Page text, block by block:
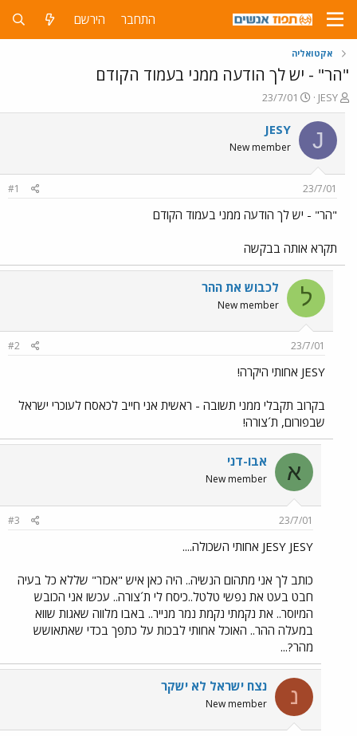
התחבר הירשם
אקטואליה
"הר" - יש לך הודעה ממני בעמוד הקודם
פ
ו
ת
ח
ה
ש
א
JESY
פ
ו
ר
23/7/01
J
JESY
New member
23/7/01
#1
"הר" - יש לך הודעה ממני בעמוד הקודם
תקרא אותה בבקשה
ל לכבוש את ההר
New member
23/7/01
#2
JESY אחותי היקרה!
בקרוב תקבלי ממני תשובה - ראשית אני חייב לכאסח לעוכרי ישראל
שבפורום, ת´צורה!
א אבו-דני
New member
23/7/01
#3
JESY JESY אחותי השכולה....
כותב לך אני מתהום הנשיה.. היה כאן איש "אכזר" שללא כל בעיה
חבט בעט את נפשי טלטל..כיסח לי ת´צורה.. עכשו אני הכובש
המיוסר.. את נקמתי נקמת נמר מנייר.. באבו מלווה שאגות שווא
במעלה ההר.. האוכל אחותי לבכות על כתפך בכדי שאתאושש
מהר?...
נ נצח ישראל לא ישקר
New member